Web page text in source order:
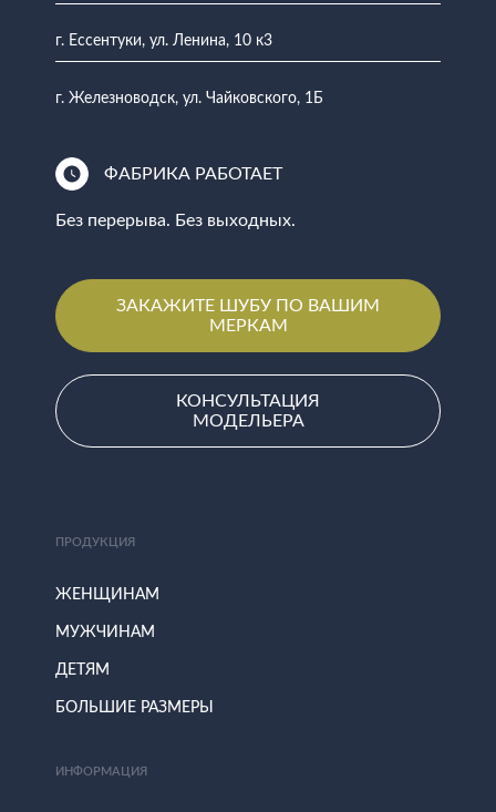
г. Ессентуки, ул. Ленина, 10 к3
г. Железноводск, ул. Чайковского, 1Б
ФАБРИКА РАБОТАЕТ
Без перерыва. Без выходных.
ЗАКАЖИТЕ ШУБУ ПО ВАШИМ
МЕРКАМ
КОНСУЛЬТАЦИЯ
МОДЕЛЬЕРА
ПРОДУКЦИЯ
ЖЕНЩИНАМ
МУЖЧИНАМ
ДЕТЯМ
БОЛЬШИЕ РАЗМЕРЫ
ИНФОРМАЦИЯ